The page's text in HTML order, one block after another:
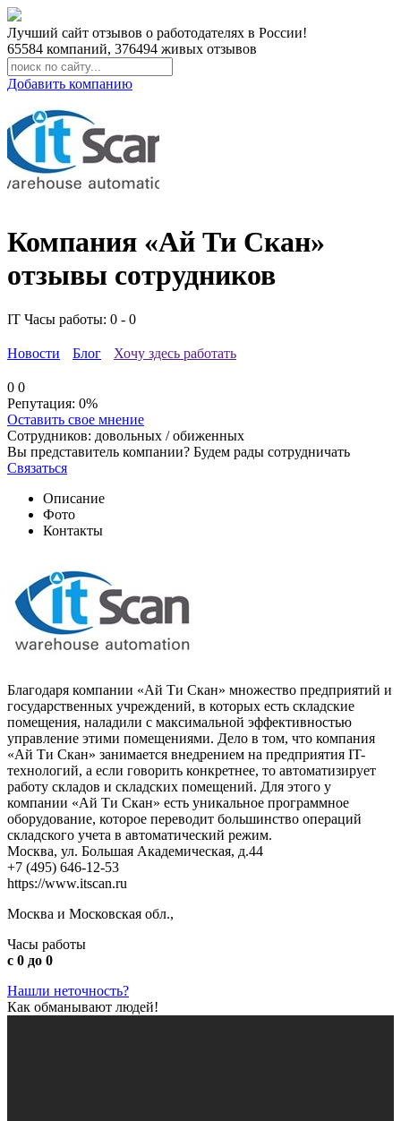
Лучший сайт отзывов о работодателях в России!
65584 компаний, 376494 живых отзывов
Добавить компанию
Компания «Ай Ти Скан»
отзывы сотрудников
IT Часы работы: 0 - 0
Новости Блог Хочу здесь работать
0 0
Репутация: 0%
Оставить свое мнение
Сотрудников: довольных /обиженных
Вы представитель компании? Будем рады сотрудничать
Связаться
Описание
Фото
Контакты
Благодаря компании «Ай Ти Скан» множество предприятий и
государственных учреждений, в которых есть складские
помещения, наладили с максимальной эффективностью
управление этими помещениями. Дело в том, что компания
«Ай Ти Скан» занимается внедрением на предприятия IT-
технологий, а если говорить конкретнее, то автоматизирует
работу складов и складских помещений. Для этого у
компании «Ай Ти Скан» есть уникальное программное
оборудование, которое переводит большинство операций
складского учета в автоматический режим.
Москва, ул. Большая Академическая, д.44
+7 (495) 646-12-53
https://www.itscan.ru
Москва и Московская обл.,
Часы работы
с 0 до 0
Нашли неточность?
Как обманывают людей!